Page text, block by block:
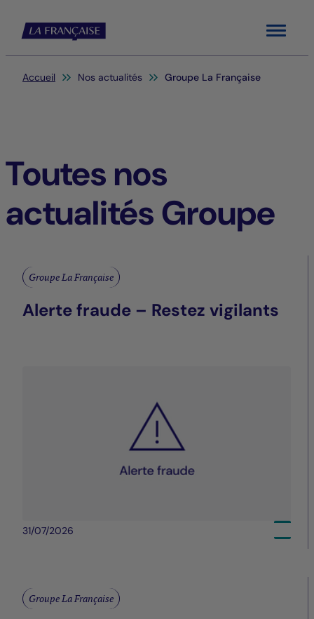
Menu
Vous êtes ici:
Accueil Nos actualités Groupe La Française
Toutes nos
actualités Groupe
Groupe La Française
Alerte fraude – Restez vigilants
31/07/2026
Groupe La Française